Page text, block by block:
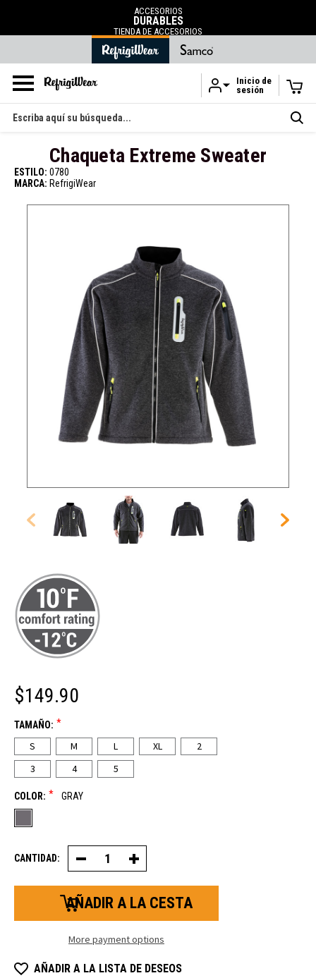
Ir al contenido principal
ACCESORIOS
DURABLES
TIENDA DE ACCESORIOS
Inicio de
sesión
Buscar
en
Chaqueta Extreme Sweater
ESTILO: 0780
MARCA: RefrigiWear
$149.90
TAMAÑO: *
S M L XL
2
3
4 5
COLOR: * GRAY
CANTIDAD: Disminuir
la
cantidad
de
chaquetas
punto
Aumentar
la
cantidad
chaquetas
punto
More payment options
AÑADIR A LA LISTA DE DESEOS